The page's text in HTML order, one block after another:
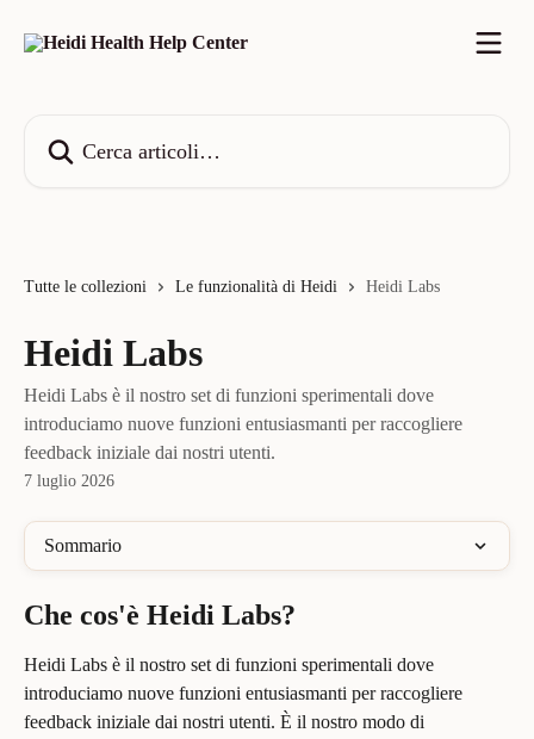
Tutte le collezioni Le funzionalità di Heidi Heidi Labs
Heidi Labs
Heidi Labs è il nostro set di funzioni sperimentali dove
introduciamo nuove funzioni entusiasmanti per raccogliere
feedback iniziale dai nostri utenti.
7 luglio 2026
Sommario
Che cos'è Heidi Labs?
Heidi Labs è il nostro set di funzioni sperimentali dove
introduciamo nuove funzioni entusiasmanti per raccogliere
feedback iniziale dai nostri utenti. È il nostro modo di